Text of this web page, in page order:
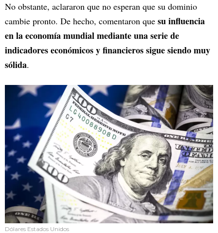
No obstante, aclararon que no esperan que su dominio
cambie pronto. De hecho, comentaron que su influencia
en la economía mundial mediante una serie de
indicadores económicos y financieros sigue siendo muy
sólida.
Dólares Estados Unidos